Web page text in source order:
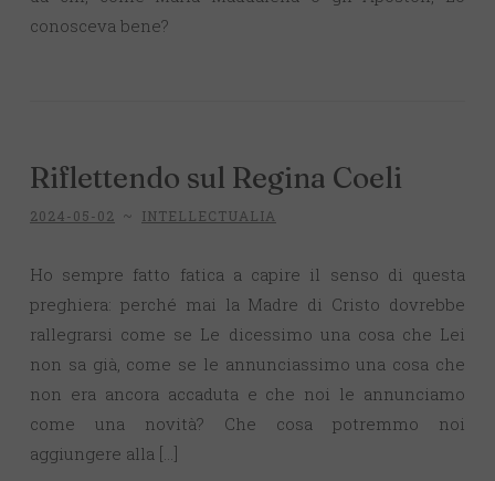
conosceva bene?
Riflettendo sul Regina Coeli
2024-05-02 ~ INTELLECTUALIA
Ho sempre fatto fatica a capire il senso di questa
preghiera: perché mai la Madre di Cristo dovrebbe
rallegrarsi come se Le dicessimo una cosa che Lei
non sa già, come se le annunciassimo una cosa che
non era ancora accaduta e che noi le annunciamo
come una novità? Che cosa potremmo noi
aggiungere alla […]